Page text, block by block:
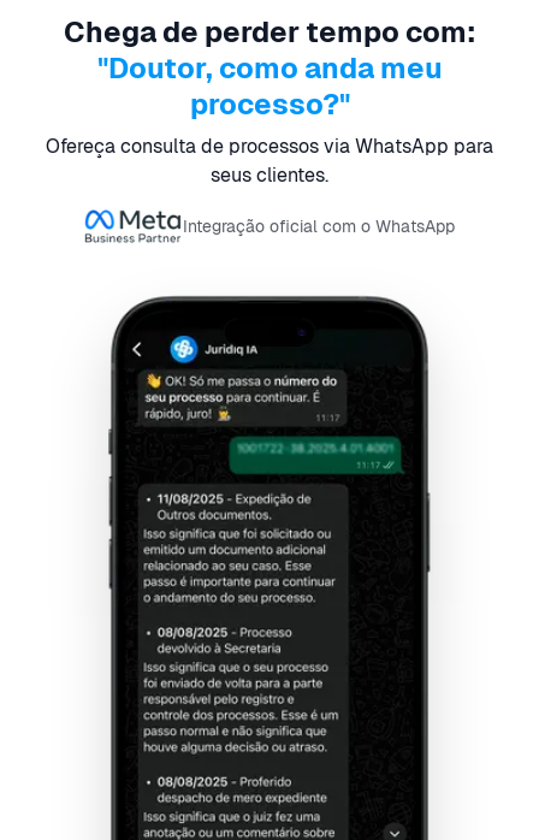
Chega de perder tempo com:
"Doutor, como anda meu
processo?"
Ofereça consulta de processos via WhatsApp para
seus clientes.
Integração oficial com o WhatsApp